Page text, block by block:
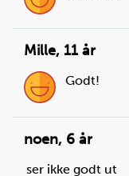
Steg3
Mille, 11 år
Godt!
noen, 6 år
ser ikke godt ut